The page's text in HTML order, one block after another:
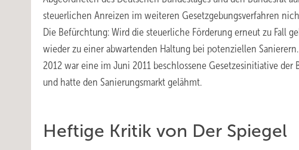
steuerlichen Anreizen im weiteren Gesetzgebungsverfahren
Die Befürchtung: Wird die steuerliche Förderung erneut zu Fall
wieder zu einer abwartenden Haltung bei potenziellen
2012 war eine im Juni 2011 beschlossene Gesetzesinitiative
und hatte den Sanierungsmarkt gelähmt.
Heftige Kritik von Der Spiegel